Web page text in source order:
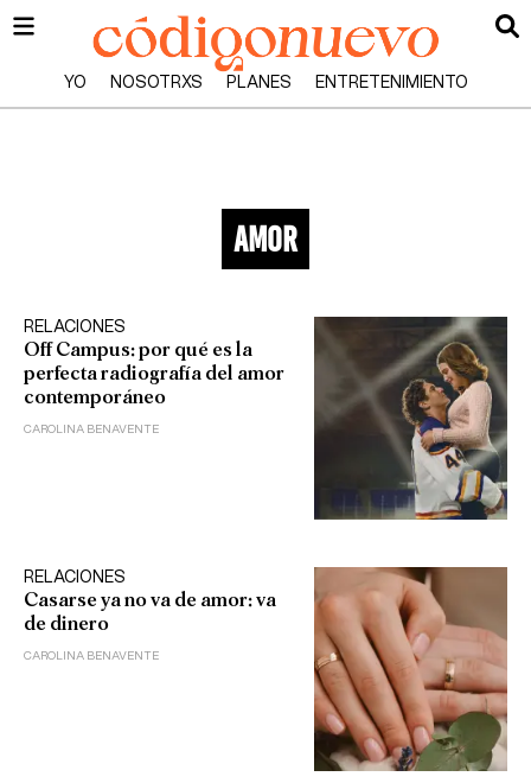
YO NOSOTRXS PLANES ENTRETENIMIENTO
amor
RELACIONES
Off Campus: por qué es la
perfecta radiografía del amor
contemporáneo
CAROLINA BENAVENTE
RELACIONES
Casarse ya no va de amor: va
de dinero
CAROLINA BENAVENTE